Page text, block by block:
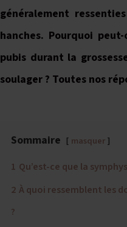
généralement
hanches. Pourquoi
pubis durant la
soulager ? Toutes nos
Sommaire masquer
1 Qu’est-ce que la
2 À quoi ressemblent les
?